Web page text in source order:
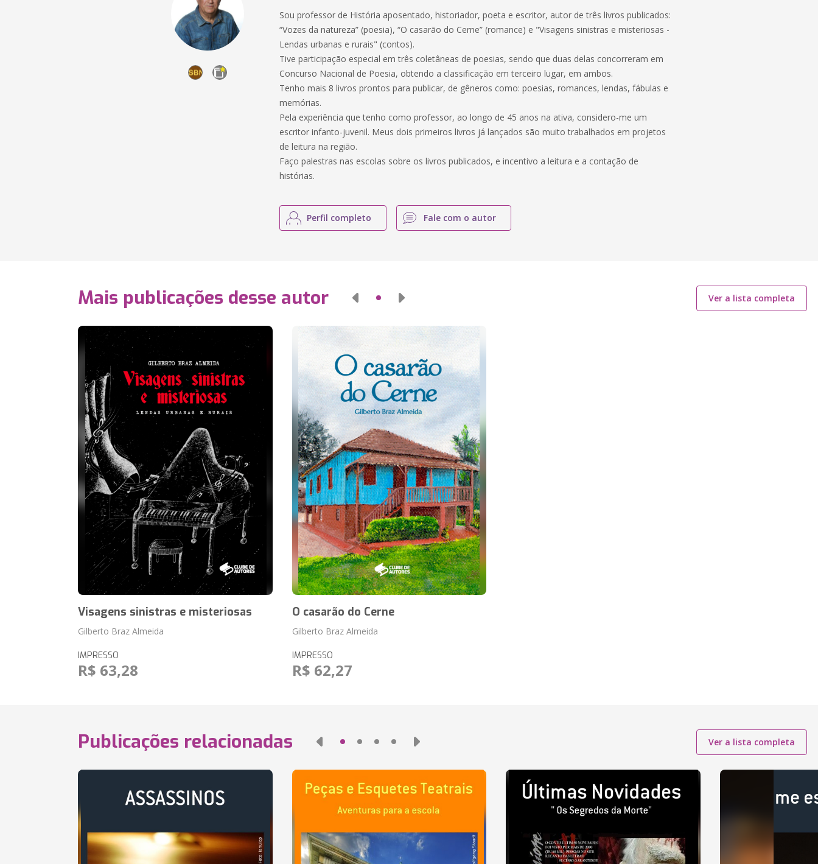
Sou professor de História aposentado, historiador, poeta e escritor, autor de três livros publicados:
“Vozes da natureza” (poesia), “O casarão do Cerne” (romance) e "Visagens sinistras e misteriosas -
Lendas urbanas e rurais" (contos).
Tive participação especial em três coletâneas de poesias, sendo que duas delas concorreram em
Concurso Nacional de Poesia, obtendo a classificação em terceiro lugar, em ambos.
Tenho mais 8 livros prontos para publicar, de gêneros como: poesias, romances, lendas, fábulas e
memórias.
Pela experiência que tenho como professor, ao longo de 45 anos na ativa, considero-me um
escritor infanto-juvenil. Meus dois primeiros livros já lançados são muito trabalhados em projetos
de leitura na região.
Faço palestras nas escolas sobre os livros publicados, e incentivo a leitura e a contação de
histórias.
Perfil completo Fale com o autor
Mais publicações desse autor Ver a lista completa
Visagens sinistras e misteriosas
Gilberto Braz Almeida
IMPRESSO
R$ 63,28
O casarão do Cerne
Gilberto Braz Almeida
IMPRESSO
R$ 62,27
Publicações relacionadas Ver a lista completa